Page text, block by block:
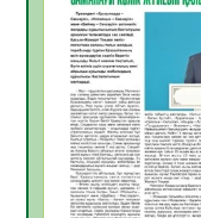
Көкжөтел
06.08.2026
АПВ
06.08.2026
Open Air: